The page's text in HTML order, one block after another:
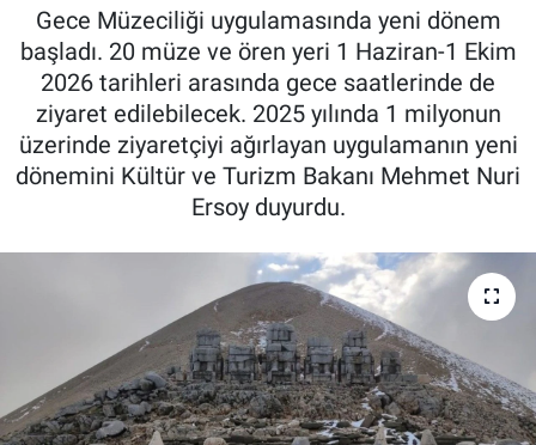
Gece Müzeciliği uygulamasında yeni dönem
başladı. 20 müze ve ören yeri 1 Haziran-1 Ekim
2026 tarihleri arasında gece saatlerinde de
ziyaret edilebilecek. 2025 yılında 1 milyonun
üzerinde ziyaretçiyi ağırlayan uygulamanın yeni
dönemini Kültür ve Turizm Bakanı Mehmet Nuri
Ersoy duyurdu.
Bölge Haberleri
Gündem
Asayiş
Kültür Sanat
Eğitim
Süper Lig Puan Durumu ve Fikstür
Tüm Manşetler
Son Dakika Haberleri